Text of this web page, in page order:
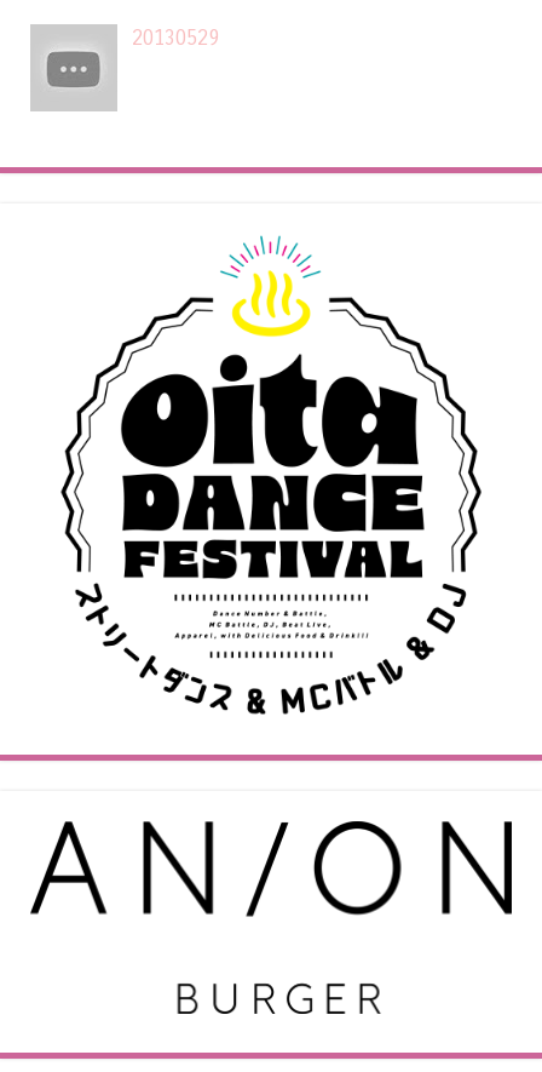
20130529